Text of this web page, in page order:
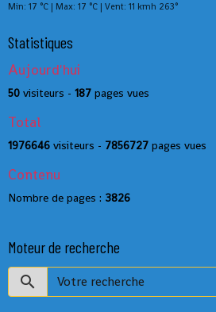
Min: 17 °C | Max: 17 °C | Vent: 11 kmh 263°
Statistiques
Aujourd'hui
50 visiteurs - 187 pages vues
Total
1976646 visiteurs - 7856727 pages vues
Contenu
Nombre de pages : 3826
Moteur de recherche